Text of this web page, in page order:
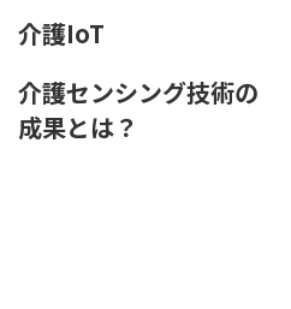
ハウスクリーニングTECH
ウルトラファインバブルの
活用効果
介護IoT
介護センシング技術の
成果とは？